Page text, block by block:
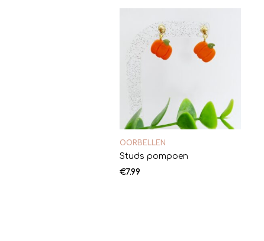
OORBELLEN
Studs pompoen
€7.99